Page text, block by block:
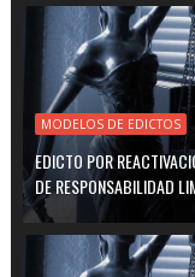
MODELOS DE EDICTOS
EDICTO POR
DE RESPONSABILIDAD